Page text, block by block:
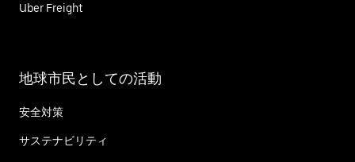
Uber Freight
地球市民としての活動
安全対策
サステナビリティ